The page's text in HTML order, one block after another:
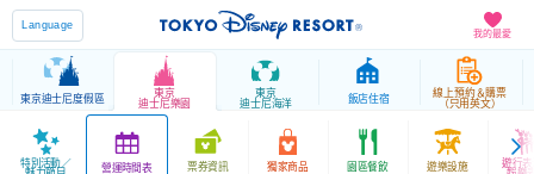
我的最愛
Language
東京迪士尼度假區
東京
迪士尼樂園
東京
迪士尼海洋
飯店住宿
線上預約＆購票
（只用英文）
特別活動／ 營運時間表 票券資訊 獨家商品 園區餐飲 遊樂設施 遊行表